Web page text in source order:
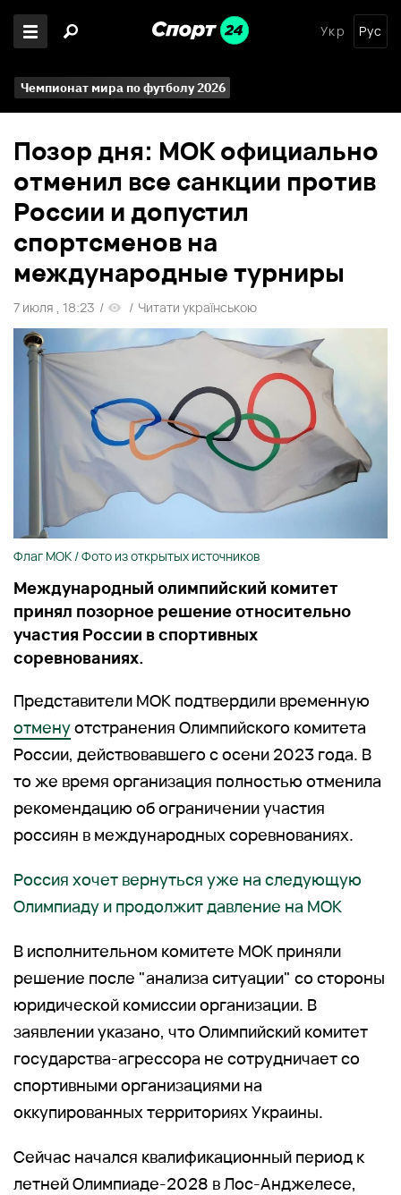
Укр Рус
Чемпионат мира по футболу 2026
Позор дня: МОК официально
отменил все санкции против
России и допустил
спортсменов на
международные турниры
7 июля , 18:23 / / Читати українською
Флаг МОК / Фото из открытых источников
Международный олимпийский комитет
принял позорное решение относительно
участия России в спортивных
соревнованиях.
Представители МОК подтвердили временную
отменуотстранения Олимпийского комитета
России, действовавшего с осени 2023 года. В
то же время организация полностью отменила
рекомендацию об ограничении участия
россиян в международных соревнованиях.
Россия хочет вернуться уже на следующую
Олимпиаду и продолжит давление на МОК
В исполнительном комитете МОК приняли
решение после "анализа ситуации" со стороны
юридической комиссии организации. В
заявлении указано, что Олимпийский комитет
государства-агрессора не сотрудничает со
спортивными организациями на
оккупированных территориях Украины.
Сейчас начался квалификационный период к
летней Олимпиаде-2028 в Лос-Анджелесе,